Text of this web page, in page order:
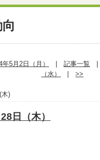
年5月2日（月） 記事一覧
（水）
|>>
木)
日（木）